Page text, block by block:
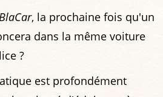
, la prochaine fois qu'un
dans la même voiture
?
est profondément